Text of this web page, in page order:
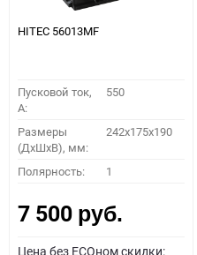
HITEC 56013MF
Пусковой ток,
A:
550
Размеры
(ДхШхВ), мм:
242x175x190
Полярность: 1
7 500 руб.
Цена без ECOном скидки: